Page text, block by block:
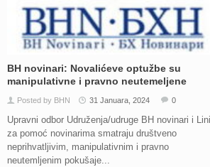
BH novinari: Novalićeve optužbe su
manipulativne i pravno neutemeljene
Posted by BHN 31 Januara, 2024 0
Upravni odbor Udruženja/udruge BH novinari i
za pomoć novinarima smatraju društveno
neprihvatljivim, manipulativnim i pravno
neutemljenim pokušaje...